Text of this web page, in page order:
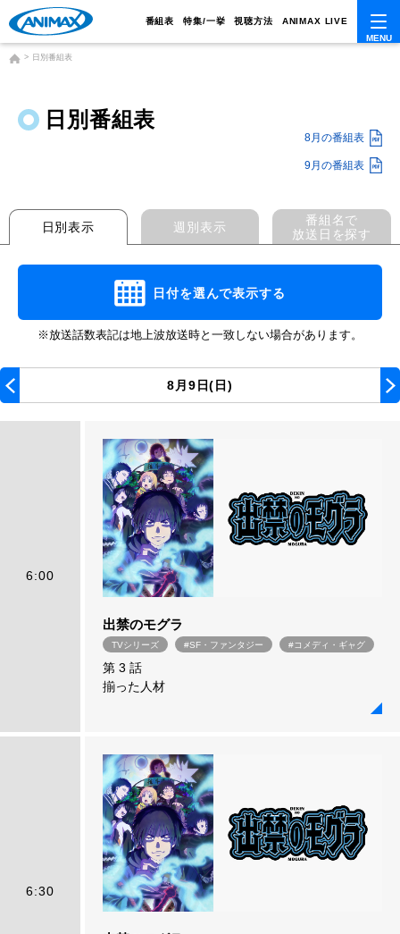
番組表 特集/一挙 視聴方法 ANIMAX LIVE
日別番組表
日別番組表
8月の番組表
9月の番組表
日別表示 週別表示
番組名で
放送日を探す
日付を選んで表示する
※放送話数表記は地上波放送時と一致しない場合があります。
8月9日(日)
6:00
出禁のモグラ
TVシリーズ #SF・ファンタジー #コメディ・ギャグ
第 3 話
揃った人材
6:30